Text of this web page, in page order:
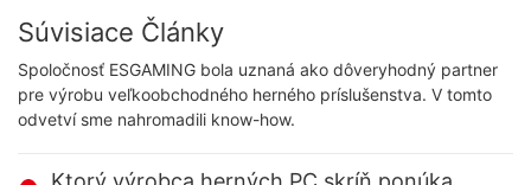
Súvisiace Články
Spoločnosť ESGAMING bola uznaná ako dôveryhodný partner
pre výrobu veľkoobchodného herného príslušenstva. V tomto
odvetví sme nahromadili know-how.